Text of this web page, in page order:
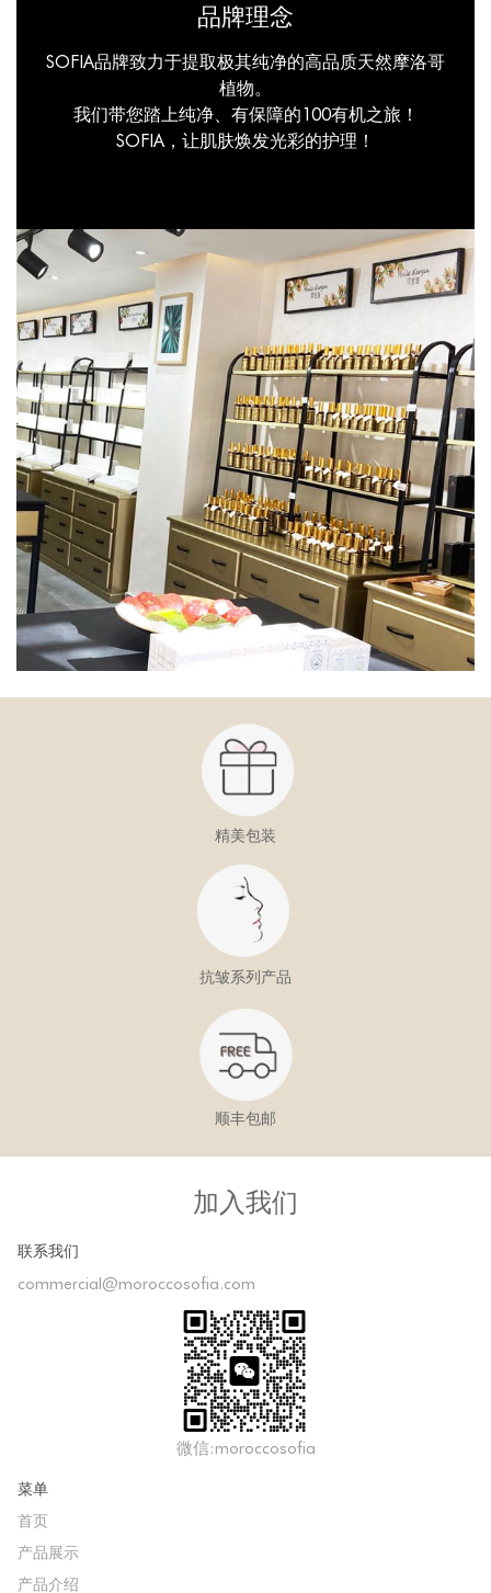
品牌理念
SOFIA品牌致力于提取极其纯净的高品质天然摩洛哥
植物。
我们带您踏上纯净、有保障的100有机之旅！
SOFIA，让肌肤焕发光彩的护理！
精美包装
抗皱系列产品
顺丰包邮
加入我们
联系我们
commercial@moroccosofia.com
微信:moroccosofia
菜单
首页
产品展示
产品介绍